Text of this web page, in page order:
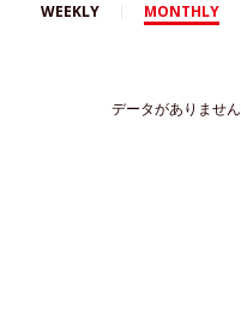
WEEKLY MONTHLY
データがありません